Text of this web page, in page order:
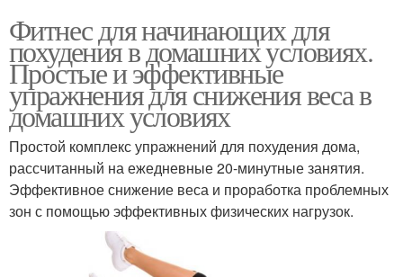
Фитнес для начинающих для
похудения в домашних условиях.
Простые и эффективные
упражнения для снижения веса в
домашних условиях
Простой комплекс упражнений для похудения дома,
рассчитанный на ежедневные 20-минутные занятия.
Эффективное снижение веса и проработка проблемных
зон с помощью эффективных физических нагрузок.